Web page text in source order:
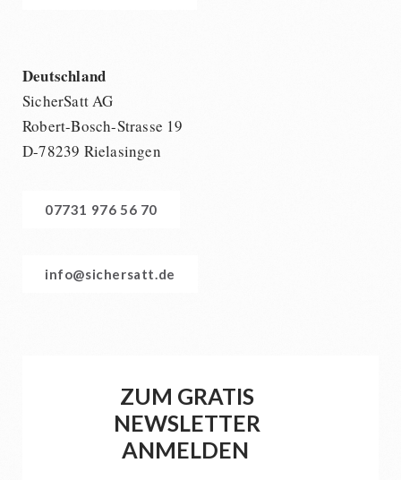
Deutschland
SicherSatt AG
Robert-Bosch-Strasse 19
D-78239 Rielasingen
07731 976 56 70
info@sichersatt.de
ZUM GRATIS
NEWSLETTER
ANMELDEN